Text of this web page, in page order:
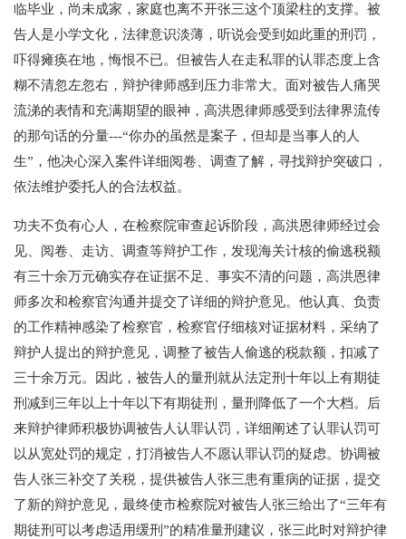
临毕业，尚未成家，家庭也离不开张三这个顶梁柱的支撑。被
告人是小学文化，法律意识淡薄，听说会受到如此重的刑罚，
吓得瘫痪在地，悔恨不已。但被告人在走私罪的认罪态度上含
糊不清忽左忽右，辩护律师感到压力非常大。面对被告人痛哭
流涕的表情和充满期望的眼神，高洪恩律师感受到法律界流传
的那句话的分量---“你办的虽然是案子，但却是当事人的人
生”，他决心深入案件详细阅卷、调查了解，寻找辩护突破口，
依法维护委托人的合法权益。
功夫不负有心人，在检察院审查起诉阶段，高洪恩律师经过会
见、阅卷、走访、调查等辩护工作，发现海关计核的偷逃税额
有三十余万元确实存在证据不足、事实不清的问题，高洪恩律
师多次和检察官沟通并提交了详细的辩护意见。他认真、负责
的工作精神感染了检察官，检察官仔细核对证据材料，采纳了
辩护人提出的辩护意见，调整了被告人偷逃的税款额，扣减了
三十余万元。因此，被告人的量刑就从法定刑十年以上有期徒
刑减到三年以上十年以下有期徒刑，量刑降低了一个大档。后
来辩护律师积极协调被告人认罪认罚，详细阐述了认罪认罚可
以从宽处罚的规定，打消被告人不愿认罪认罚的疑虑。协调被
告人张三补交了关税，提供被告人张三患有重病的证据，提交
了新的辩护意见，最终使市检察院对被告人张三给出了“三年有
期徒刑可以考虑适用缓刑”的精准量刑建议，张三此时对辩护律